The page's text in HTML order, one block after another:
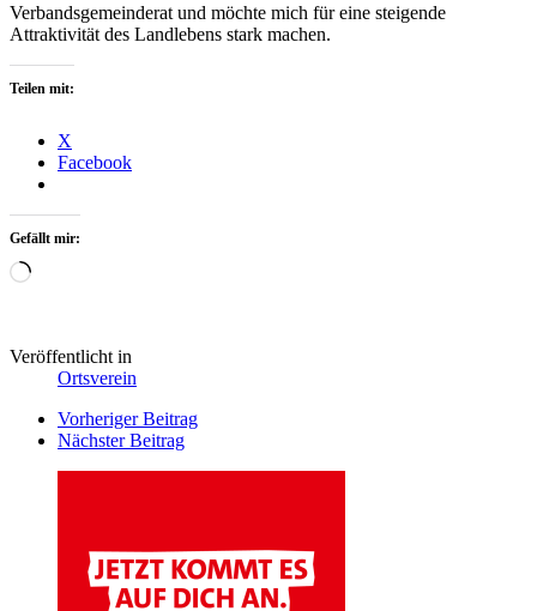
Verbandsgemeinderat und möchte mich für eine steigende
Attraktivität des Landlebens stark machen.
Teilen mit:
X
Facebook
Gefällt mir:
Wird
Veröffentlicht in
Ortsverein
Beitrags
Navigation
Vorheriger Beitrag
Nächster Beitrag